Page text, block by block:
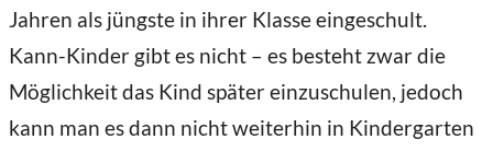
Jahren als jüngste in ihrer Klasse eingeschult.
Kann-Kinder gibt es nicht – es besteht zwar die
Möglichkeit das Kind später einzuschulen, jedoch
kann man es dann nicht weiterhin in Kindergarten